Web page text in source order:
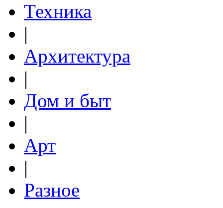
Техника
|
Архитектура
|
Дом и быт
|
Арт
|
Разное